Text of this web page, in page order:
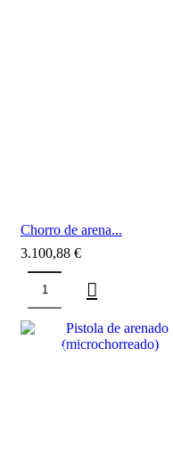
Chorro de arena...
3.100,88 €
SALE